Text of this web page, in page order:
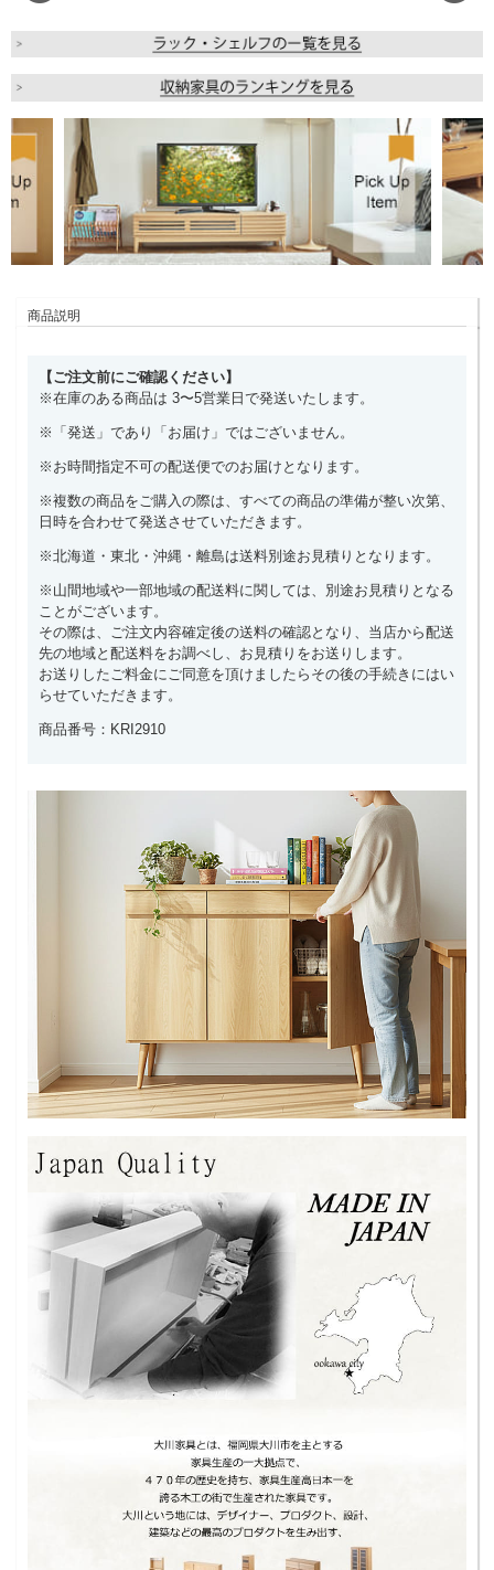
商品説明
【ご注文前にご確認ください】
※在庫のある商品は 3〜5営業日で発送いたします。
※「発送」であり「お届け」ではございません。
※お時間指定不可の配送便でのお届けとなります。
※複数の商品をご購入の際は、すべての商品の準備が整い次第、
日時を合わせて発送させていただきます。
※北海道・東北・沖縄・離島は送料別途お見積りとなります。
※山間地域や一部地域の配送料に関しては、別途お見積りとなる
ことがございます。
その際は、ご注文内容確定後の送料の確認となり、当店から配送
先の地域と配送料をお調べし、お見積りをお送りします。
お送りしたご料金にご同意を頂けましたらその後の手続きにはい
らせていただきます。
商品番号：KRI2910